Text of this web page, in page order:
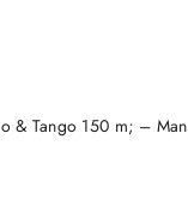
& Tango 150 m; –